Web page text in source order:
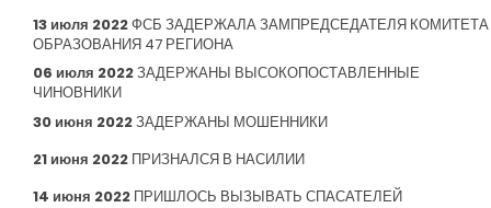
13 июля 2022ФСБ ЗАДЕРЖАЛА ЗАМПРЕДСЕДАТЕЛЯ КОМИТЕТА
ОБРАЗОВАНИЯ 47 РЕГИОНА
06 июля 2022ЗАДЕРЖАНЫ ВЫСОКОПОСТАВЛЕННЫЕ
ЧИНОВНИКИ
30 июня 2022ЗАДЕРЖАНЫ МОШЕННИКИ
21 июня 2022 ПРИЗНАЛСЯ В НАСИЛИИ
14 июня 2022 ПРИШЛОСЬ ВЫЗЫВАТЬ СПАСАТЕЛЕЙ